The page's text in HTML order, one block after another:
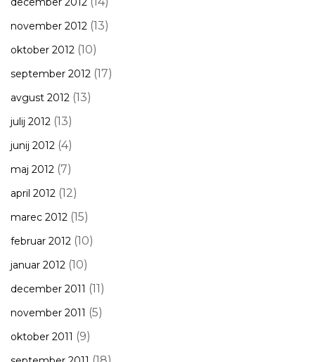
november 2012 (13)
oktober 2012 (10)
september 2012 (17)
avgust 2012 (13)
julij 2012 (13)
junij 2012 (4)
maj 2012 (7)
april 2012 (12)
marec 2012 (15)
februar 2012 (10)
januar 2012 (10)
december 2011 (11)
november 2011 (5)
oktober 2011 (9)